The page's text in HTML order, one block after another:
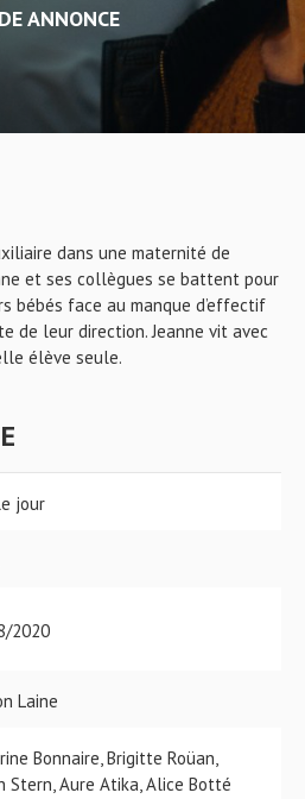
ANNONCE
dans une maternité de
et ses collègues se battent pour
bébés face au manque d’effectif
de leur direction. Jeanne vit avec
élève seule.
jour
2020
Laine
Bonnaire, Brigitte Roüan,
Stern, Aure Atika, Alice Botté